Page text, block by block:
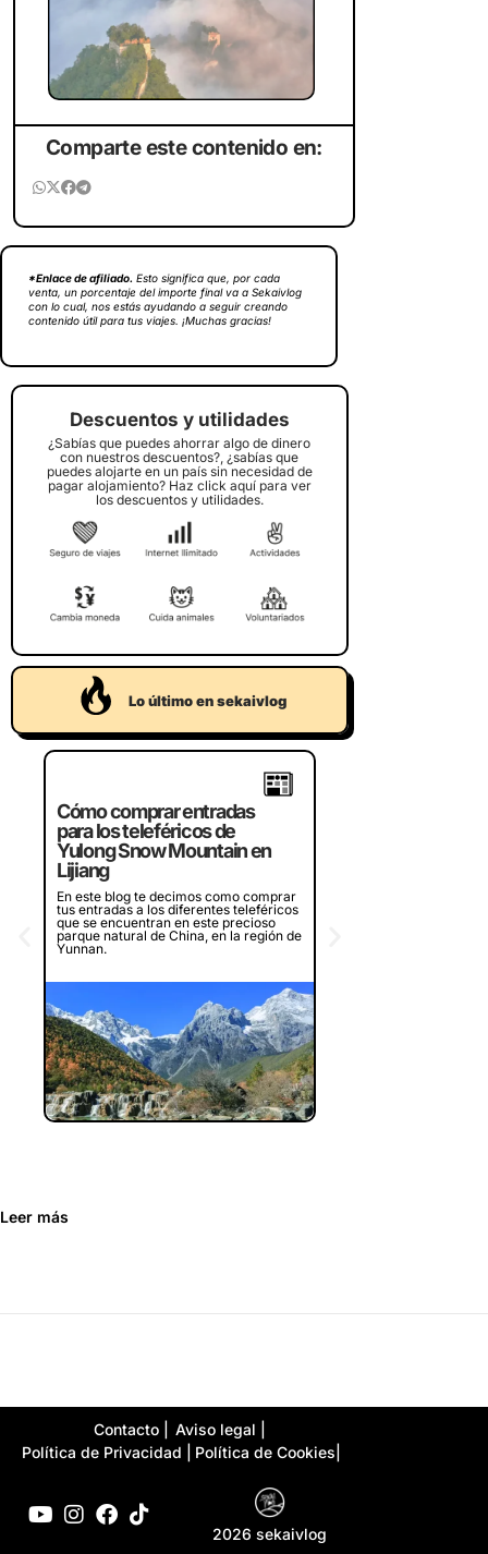
Comparte este contenido en:
*Enlace de afiliado. Esto significa que, por cada
venta, un porcentaje del importe final va a Sekaivlog
con lo cual, nos estás ayudando a seguir creando
contenido útil para tus viajes. ¡Muchas gracias!
Descuentos y utilidades
¿Sabías que puedes ahorrar algo de dinero
con nuestros descuentos?, ¿sabías que
puedes alojarte en un país sin necesidad de
pagar alojamiento? Haz click aquí para ver
los descuentos y utilidades.
Lo último en sekaivlog
Cómo comprar entradas
para los teleféricos de
Yulong Snow Mountain en
Lijiang
En este blog te decimos como comprar
tus entradas a los diferentes teleféricos
que se encuentran en este precioso
parque natural de China, en la región de
Yunnan.
Leer más
2026 sekaivlog
Contacto |
Aviso legal |
Política de Privacidad |
Política de Cookies|